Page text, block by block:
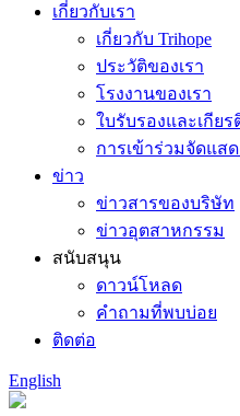
เกี่ยวกับเรา
เกี่ยวกับ Trihope
ประวัติของเรา
โรงงานของเรา
ใบรับรองและเกียร
การเข้าร่วมจัดแส
ข่าว
ข่าวสารของบริษัท
ข่าวอุตสาหกรรม
สนับสนุน
ดาวน์โหลด
คำถามที่พบบ่อย
ติดต่อ
English